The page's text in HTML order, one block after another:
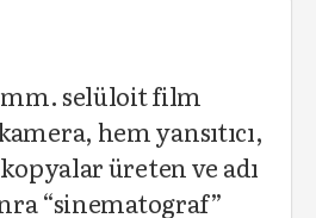
mm. selüloit film
hem yansıtıcı,
üreten ve adı
“sinematograf”